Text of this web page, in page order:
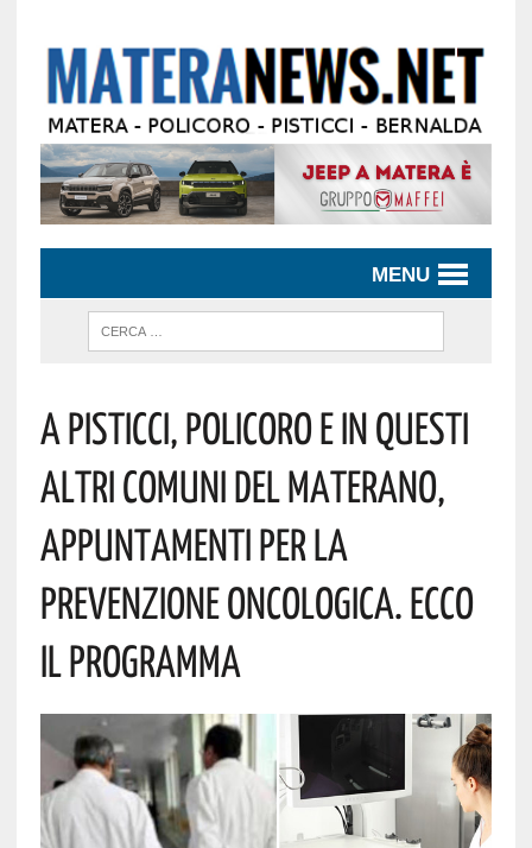
MENU
A Pisticci, Policoro E In Questi
Altri Comuni Del Materano,
Appuntamenti Per La
Prevenzione Oncologica. Ecco
Il Programma